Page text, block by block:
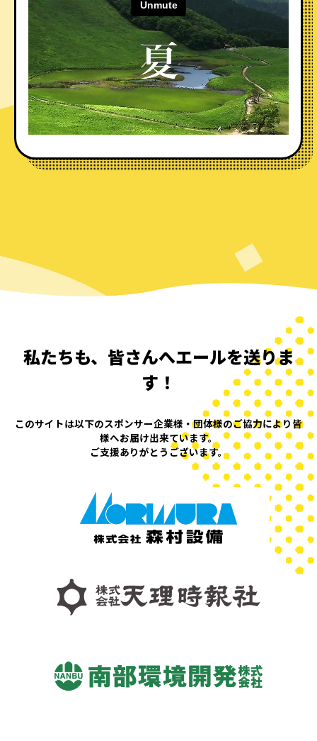
私たちも、皆さんへエールを送りま
す！
このサイトは以下のスポンサー企業様・団体様のご協力により皆
様へお届け出来ています。
ご支援ありがとうございます。